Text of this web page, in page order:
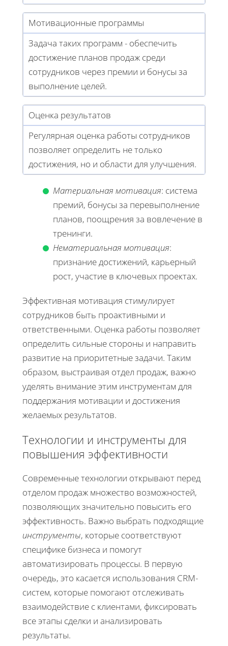
Мотивационные программы
Задача таких программ - обеспечить
достижение планов продаж среди
сотрудников через премии и бонусы за
выполнение целей.
Оценка результатов
Регулярная оценка работы сотрудников
позволяет определить не только
достижения, но и области для улучшения.
Материальная мотивация: система
премий, бонусы за перевыполнение
планов, поощрения за вовлечение в
тренинги.
Нематериальная мотивация:
признание достижений, карьерный
рост, участие в ключевых проектах.
Эффективная мотивация стимулирует
сотрудников быть проактивными и
ответственными. Оценка работы позволяет
определить сильные стороны и направить
развитие на приоритетные задачи. Таким
образом, выстраивая отдел продаж, важно
уделять внимание этим инструментам для
поддержания мотивации и достижения
желаемых результатов.
Технологии и инструменты для
повышения эффективности
Современные технологии открывают перед
отделом продаж множество возможностей,
позволяющих значительно повысить его
эффективность. Важно выбрать подходящие
инструменты, которые соответствуют
специфике бизнеса и помогут
автоматизировать процессы. В первую
очередь, это касается использования CRM-
систем, которые помогают отслеживать
взаимодействие с клиентами, фиксировать
все этапы сделки и анализировать
результаты.